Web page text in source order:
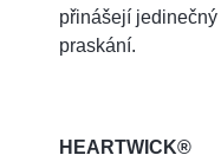
přinášejí
praskání.
HEARTWICK®